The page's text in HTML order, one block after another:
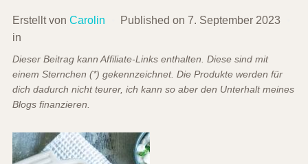
Erstellt von Carolin Published on 7. September 2023
in
Dieser Beitrag kann Affiliate-Links enthalten. Diese sind mit
einem Sternchen (*) gekennzeichnet. Die Produkte werden für
dich dadurch nicht teurer, ich kann so aber den Unterhalt meines
Blogs finanzieren.